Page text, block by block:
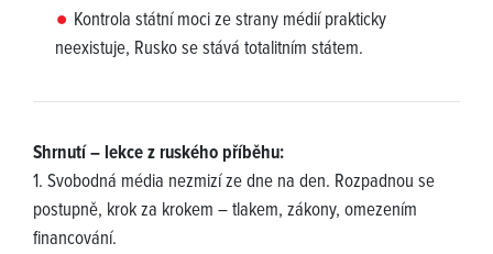
Kontrola státní moci ze strany médií prakticky
neexistuje, Rusko se stává totalitním státem.
Shrnutí – lekce z ruského příběhu:
1. Svobodná média nezmizí ze dne na den. Rozpadnou se
postupně, krok za krokem – tlakem, zákony, omezením
financování.